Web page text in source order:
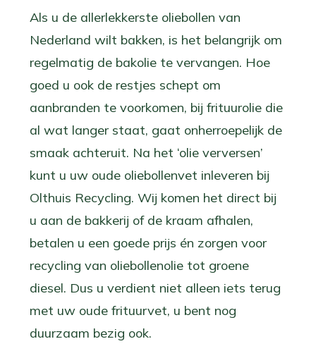
Als u de allerlekkerste oliebollen van
Nederland wilt bakken, is het belangrijk om
regelmatig de bakolie te vervangen. Hoe
goed u ook de restjes schept om
aanbranden te voorkomen, bij frituurolie die
al wat langer staat, gaat onherroepelijk de
smaak achteruit. Na het ‘olie verversen’
kunt u uw oude oliebollenvet inleveren bij
Olthuis Recycling. Wij komen het direct bij
u aan de bakkerij of de kraam afhalen,
betalen u een goede prijs én zorgen voor
recycling van oliebollenolie tot groene
diesel. Dus u verdient niet alleen iets terug
met uw oude frituurvet, u bent nog
duurzaam bezig ook.